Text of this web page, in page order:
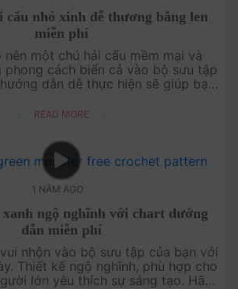
cẩu nhỏ xinh dễ thương bằng len
miễn phí
nên một chú hải cẩu mềm mại và
phong cách biển cả vào bộ sưu tập
dẫn dễ thực hiện sẽ giúp bạn
tượng. Bắt tay vào m....
READ MORE
1 NĂM AGO
ngộ nghĩnh với chart dướng
dẫn miễn phí
nhộn vào bộ sưu tập của bạn với
Thiết kế ngộ nghĩnh, phù hợp cho
lớn yêu thích sự sáng tạo. Hãy